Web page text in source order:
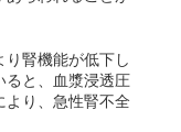
腎機能が低下し
ると、血漿浸透圧
より、急性腎不全